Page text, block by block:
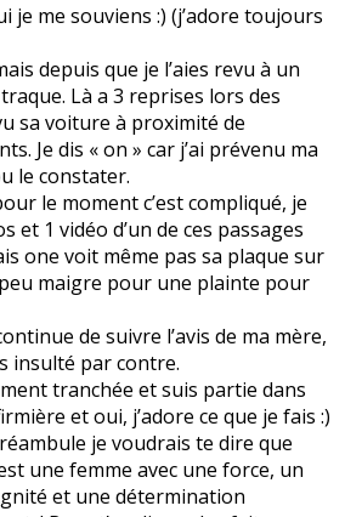
je me souviens :) (j’adore toujours
depuis que je l’aies revu à un
Là a 3 reprises lors des
sa voiture à proximité de
Je dis « on » car j’ai prévenu ma
le constater.
le moment c’est compliqué, je
et 1 vidéo d’un de ces passages
one voit même pas sa plaque sur
maigre pour une plainte pour
de suivre l’avis de ma mère,
insulté par contre.
tranchée et suis partie dans
et oui, j’adore ce que je fais :)
je voudrais te dire que
une femme avec une force, un
et une détermination